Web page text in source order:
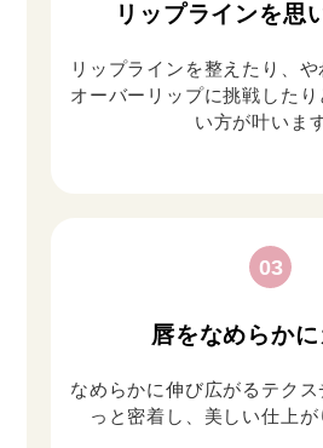
リップラインを思
リップラインを整えたり、
オーバーリップに挑戦した
い⽅が叶いま
03
唇をなめらか
なめらかに伸び広がるテク
っと密着し、美しい仕上が